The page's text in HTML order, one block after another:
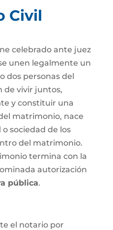
Civil
celebrado ante juez
unen legalmente un
dos personas del
de vivir juntos,
y constituir una
matrimonio, nace
o sociedad de los
del matrimonio.
termina con la
autorización
pública.
el notario por